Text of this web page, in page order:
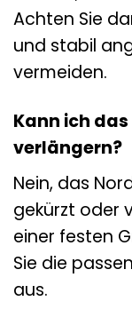
Achten Sie
und stabil
vermeiden.
Kann ich das
verlängern?
Nein, das
gekürzt oder
einer festen
Sie die
aus.